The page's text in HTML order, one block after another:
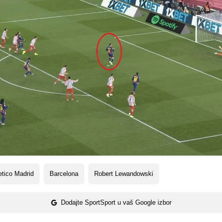
Madrid Barcelona Robert Lewandowski
Dodajte SportSport u vaš Google izbor